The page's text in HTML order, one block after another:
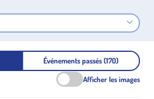
Événements passés (170)
Afficher les images